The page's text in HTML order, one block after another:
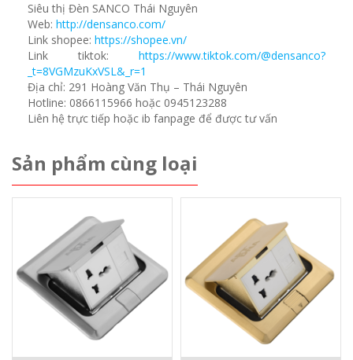
Siêu thị Đèn SANCO Thái Nguyên
Web: http://densanco.com/
Link shopee: https://shopee.vn/
Link tiktok: https://www.tiktok.com/@densanco?
_t=8VGMzuKxVSL&_r=1
Địa chỉ: 291 Hoàng Văn Thụ – Thái Nguyên
Hotline: 0866115966 hoặc 0945123288
Liên hệ trực tiếp hoặc ib fanpage để được tư vấn
Sản phẩm cùng loại